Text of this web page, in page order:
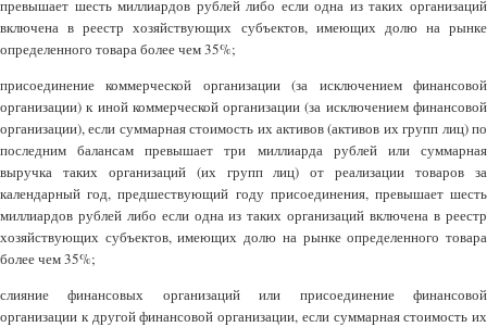
превышает шесть миллиардов рублей либо если одна из таких организаций
включена в реестр хозяйствующих субъектов, имеющих долю на рынке
определенного товара более чем 35%;
присоединение коммерческой организации (за исключением финансовой
организации) к иной коммерческой организации (за исключением финансовой
организации), если суммарная стоимость их активов (активов их групп лиц) по
последним балансам превышает три миллиарда рублей или суммарная
выручка таких организаций (их групп лиц) от реализации товаров за
календарный год, предшествующий году присоединения, превышает шесть
миллиардов рублей либо если одна из таких организаций включена в реестр
хозяйствующих субъектов, имеющих долю на рынке определенного товара
более чем 35%;
слияние финансовых организаций или присоединение финансовой
организации к другой финансовой организации, если суммарная стоимость их